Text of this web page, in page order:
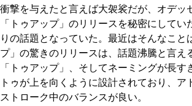
衝撃を与えたと言えば大袈裟だが、オデッ
「トゥアップ」のリリースを秘密にしてい
りの話題となっていた。最近はそんなこと
プ」の驚きのリリースは、話題沸騰と言え
「トゥアップ」、そしてネーミングが長す
トゥが上を向くように設計されており、ア
ストローク中のバランスが良い。